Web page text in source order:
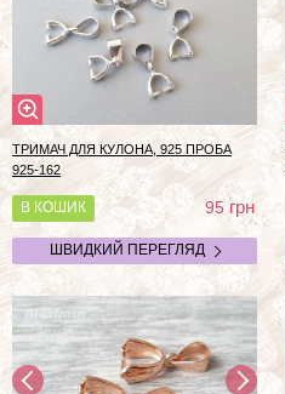
ТРИМАЧ ДЛЯ КУЛОНА, 925 ПРОБА
925-162
В КОШИК 95грн
ШВИДКИЙ ПЕРЕГЛЯД